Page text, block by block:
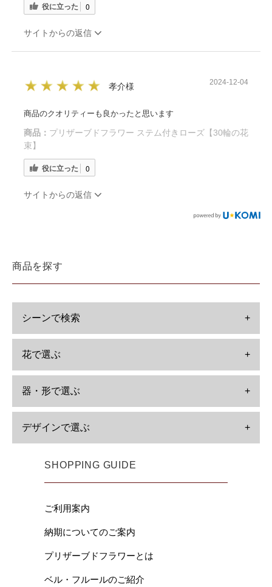
役に立った 0
サイトからの返信
孝介様 2024-12-04
商品のクオリティーも良かったと思います
商品： プリザーブドフラワー ステム付きローズ【30輪の花
束】
役に立った 0
サイトからの返信
商品を探す
シーンで検索 +
花で選ぶ +
器・形で選ぶ +
デザインで選ぶ +
SHOPPING GUIDE
ご利用案内
納期についてのご案内
プリザーブドフラワーとは
ベル・フルールのご紹介